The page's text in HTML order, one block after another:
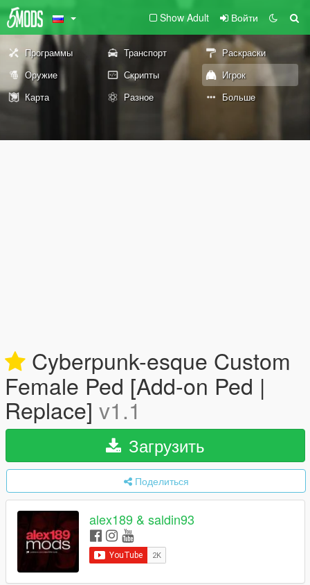
Show Adult Войти
Программы Транспорт
Раскраски
Оружие
Скрипты
Игрок
Карта
Разное Больше
Cyberpunk-esque Custom
Female Ped [Add-on Ped |
Replace] v1.1
Загрузить
Поделиться
alex189 & saldin93